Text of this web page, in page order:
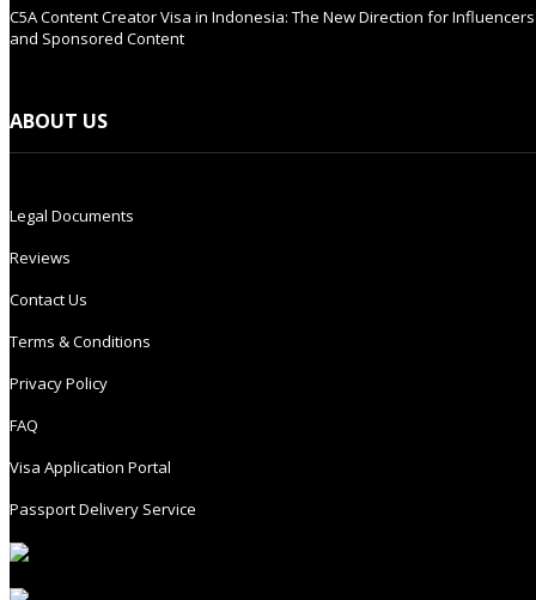
C5A Content Creator Visa in Indonesia: The New Direction for Influencers
and Sponsored Content
ABOUT US
Legal Documents
Reviews
Contact Us
Terms & Conditions
Privacy Policy
FAQ
Visa Application Portal
Passport Delivery Service